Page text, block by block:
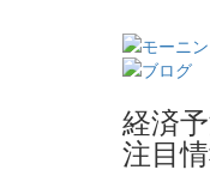
経済
注目